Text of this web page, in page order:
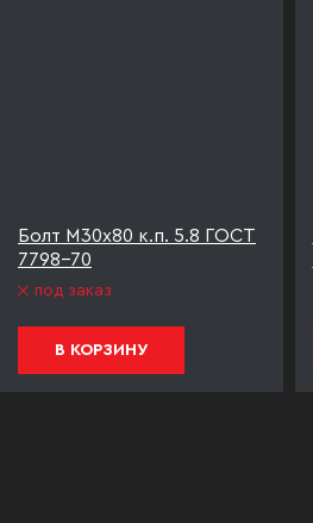
Болт М30х80 к.п. 5.8 ГОСТ
7798-70
под заказ
В КОРЗИНУ